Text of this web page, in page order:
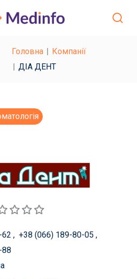
Головна
Компанії
ДІА ДЕНТ
62 , +38 (066) 189-80-05 ,
88